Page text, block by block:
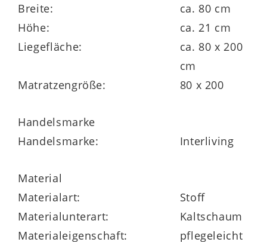
Ergonomisch durchdacht –
Vorteile der Medikontur 1910
Der 7-Zonen-AQUAPUR®-Kern im
mehrschichtigen Sandwich-Aufbau
Körperzonen an und fördert eine
druckentlastende Lagerung
von Kopf,
seitliche
erleichtert das Aufstehen und sorgt für
zusätzliche Stabilität im Randbereich – ein
spürbarer Vorteil im Alltag. Damit ist die
Breite:
ca. 80 cm
Höhe:
ca. 21 cm
Liegefläche:
ca. 80 x 200
cm
Matratzengröße:
80 x 200
Handelsmarke
Handelsmarke:
Interliving
Material
Materialart:
Stoff
Materialunterart:
Kaltschaum
Materialeigenschaft:
pflegeleicht